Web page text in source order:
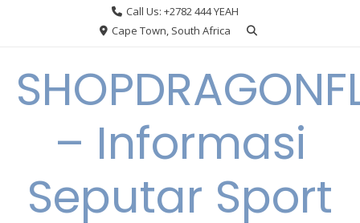
Call Us: +2782 444 YEAH
Cape Town, South Africa
– Informasi
Seputar Sport